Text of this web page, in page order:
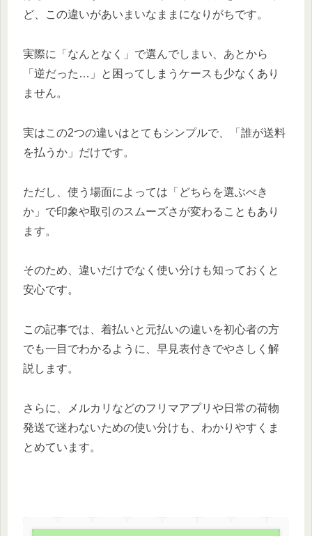
ど、この違いがあいまいなままになりがちです。
実際に「なんとなく」で選んでしまい、あとから
「逆だった…」と困ってしまうケースも少なくあり
ません。
実はこの2つの違いはとてもシンプルで、「誰が送料
を払うか」だけです。
ただし、使う場面によっては「どちらを選ぶべき
か」で印象や取引のスムーズさが変わることもあり
ます。
そのため、違いだけでなく使い分けも知っておくと
安心です。
この記事では、着払いと元払いの違いを初心者の方
でも一目でわかるように、早見表付きでやさしく解
説します。
さらに、メルカリなどのフリマアプリや日常の荷物
発送で迷わないための使い分けも、わかりやすくま
とめています。